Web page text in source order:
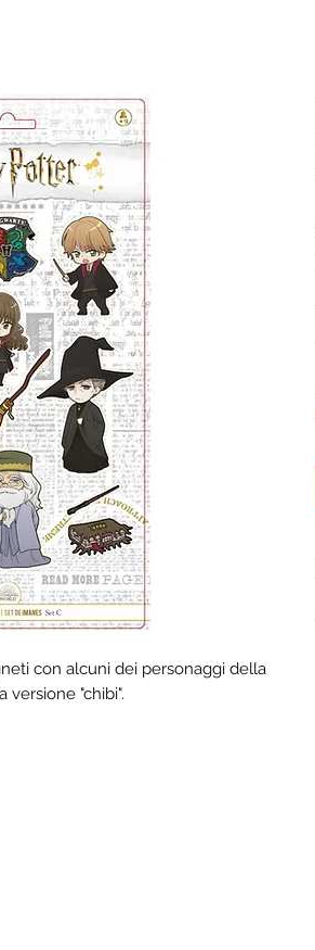
con alcuni dei personaggi della
versione "chibi".